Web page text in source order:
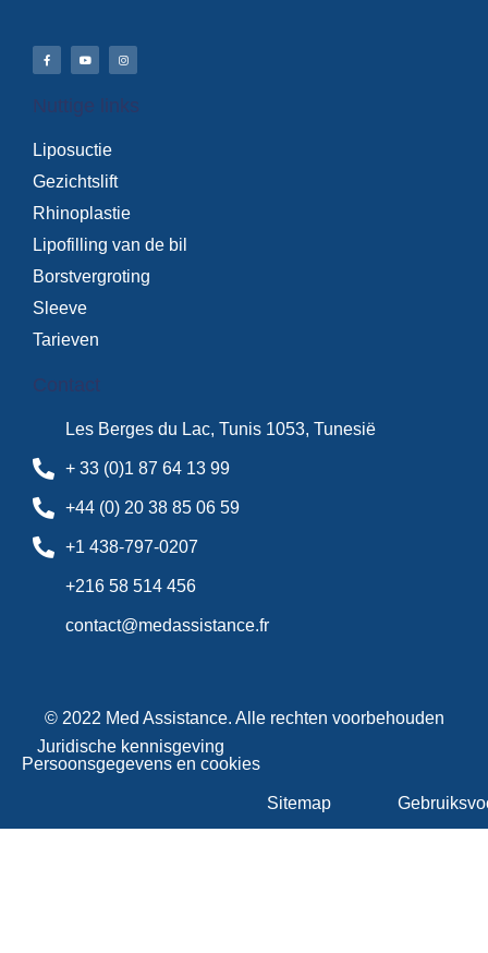
Nuttige links
Liposuctie
Gezichtslift
Rhinoplastie
Lipofilling van de bil
Borstvergroting
Sleeve
Tarieven
Contact
Les Berges du Lac, Tunis 1053, Tunesië
+ 33 (0)1 87 64 13 99
+44 (0) 20 38 85 06 59
+1 438-797-0207
+216 58 514 456
contact@medassistance.fr
© 2022 Med Assistance. Alle rechten voorbehouden
Juridische kennisgeving
Persoonsgegevens en cookies
Sitemap